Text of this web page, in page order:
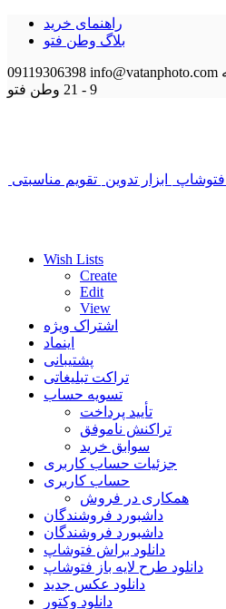
راهنمای خرید
بلاگ وطن فتو
09119306398 info@vatanphoto.com
9 - 21
وطن فتو
فتوشاپ ابزار تدوین تقویم مناسبتی
Wish Lists
Create
Edit
View
اشتراک ویژه
اینماد
پشتیبانی
تراکت تبلیغاتی
تسویه حساب
تأیید پرداخت
تراکنش ناموفق
سوابق خرید
جزئیات حساب کاربری
حساب کاربری
همکاری در فروش
داشبورد فروشندگان
داشبورد فروشندگان
دانلود براش فتوشاپ
دانلود طرح لایه باز فتوشاپ
دانلود عکس جدید
دانلود وکتور